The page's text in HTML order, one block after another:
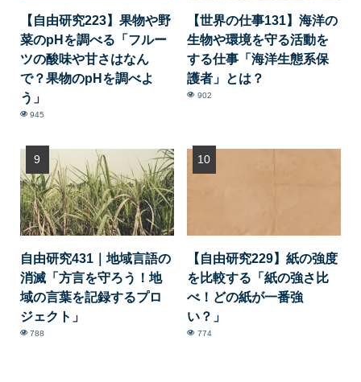
【自由研究223】果物や野
菜のpHを調べる「フルー
ツの酸味や甘さはなん
で？果物のpHを調べよ
う」
945
【世界の仕事131】海洋の
生物や環境を守る活動を
する仕事「海洋生態系保
護者」とは？
902
自由研究431｜地域言語の
消滅「方言を守ろう！地
域の言葉を記録するプロ
ジェクト」
788
【自由研究229】紙の強度
を比較する「紙の強さ比
べ！どの紙が一番強
い？」
774